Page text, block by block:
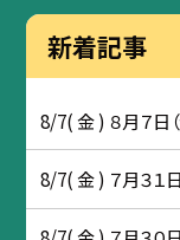
新着記事
8/7( 金 ) ８月７日
8/7( 金 ) ７月３１